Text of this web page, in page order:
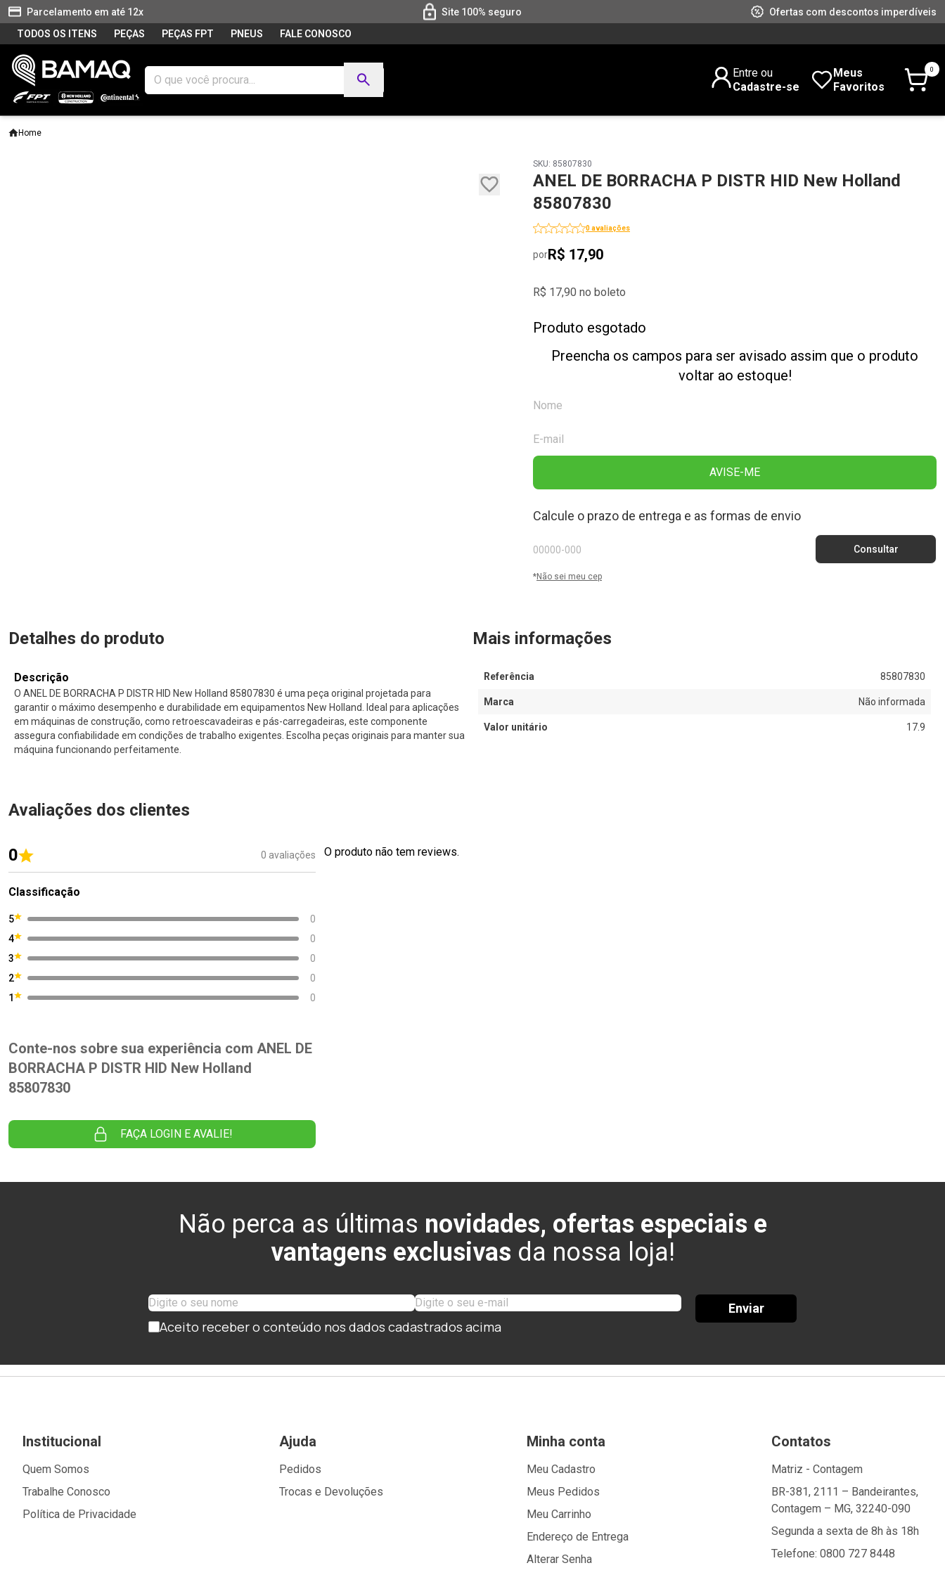
Parcelamento em até 12x Site 100% seguro
Ofertas com descontos imperdíveis
TODOS OS ITENS
PEÇAS PEÇAS FPT PNEUS FALE CONOSCO
Entre ou
Cadastre-se
Meus
Favoritos
0
Home
SKU: 85807830
ANEL DE BORRACHA P DISTR HID New Holland
85807830
0 avaliações
porR$ 17,90
R$ 17,90 no boleto
Produto esgotado
Preencha os campos para ser avisado assim que o produto
voltar ao estoque!
AVISE-ME
Calcule o prazo de entrega e as formas de envio
*Não sei meu cep
Detalhes do produto
Descrição
O ANEL DE BORRACHA P DISTR HID New Holland 85807830 é uma peça original projetada para
garantir o máximo desempenho e durabilidade em equipamentos New Holland. Ideal para aplicações
em máquinas de construção, como retroescavadeiras e pás-carregadeiras, este componente
assegura confiabilidade em condições de trabalho exigentes. Escolha peças originais para manter sua
máquina funcionando perfeitamente.
Mais informações
Referência 85807830
Marca Não informada
Valor unitário 17.9
Avaliações dos clientes
0 0 avaliações
Classificação
5
0
4
0
3
0
2
0
1
0
Conte-nos sobre sua experiência com ANEL DE
BORRACHA P DISTR HID New Holland
85807830
FAÇA LOGIN E AVALIE!
O produto não tem reviews.
Não perca as últimas novidades, ofertas especiais e
vantagens exclusivas da nossa loja!
Aceito receber o conteúdo nos dados cadastrados acima
Enviar
Institucional
Quem Somos
Trabalhe Conosco
Política de Privacidade
Ajuda
Pedidos
Trocas e Devoluções
Minha conta
Meu Cadastro
Meus Pedidos
Meu Carrinho
Endereço de Entrega
Alterar Senha
Contatos
Matriz - Contagem
BR-381, 2111 – Bandeirantes,
Contagem – MG, 32240-090
Segunda a sexta de 8h às 18h
Telefone: 0800 727 8448